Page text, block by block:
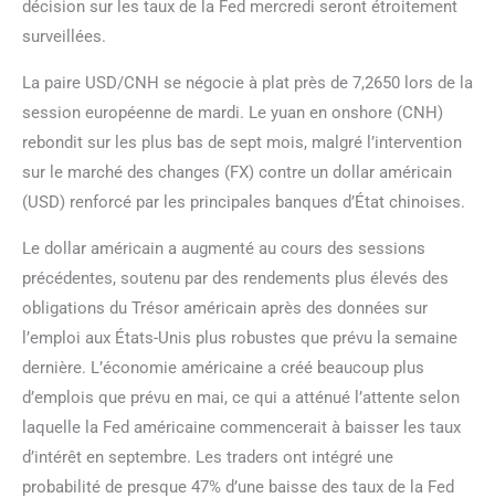
décision sur les taux de la Fed mercredi seront étroitement
surveillées.
La paire USD/CNH se négocie à plat près de 7,2650 lors de la
session européenne de mardi. Le yuan en onshore (CNH)
rebondit sur les plus bas de sept mois, malgré l’intervention
sur le marché des changes (FX) contre un dollar américain
(USD) renforcé par les principales banques d’État chinoises.
Le dollar américain a augmenté au cours des sessions
précédentes, soutenu par des rendements plus élevés des
obligations du Trésor américain après des données sur
l’emploi aux États-Unis plus robustes que prévu la semaine
dernière. L’économie américaine a créé beaucoup plus
d’emplois que prévu en mai, ce qui a atténué l’attente selon
laquelle la Fed américaine commencerait à baisser les taux
d’intérêt en septembre. Les traders ont intégré une
probabilité de presque 47% d’une baisse des taux de la Fed